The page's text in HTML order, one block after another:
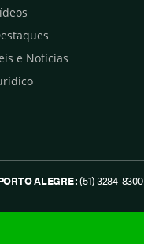
e Notícias
ALEGRE:(51) 3284-8300